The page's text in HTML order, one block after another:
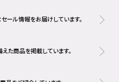
ール情報をお届けしています。
た商品を掲載しています。